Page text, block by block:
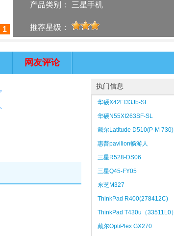
1
产品类别： 三星手机
推荐星级：
网友评论
执门信息
华硕X42EI33Jb-SL
华硕N55XI263SF-SL
戴尔Latitude D510(P-M 730)
惠普pavilion畅游人
zt3046AP(DX833PA)
三星R528-DS06
三星Q45-FY05
东芝M327
ThinkPad R400(278412C)
ThinkPad T430u（33511L0）
戴尔OptiPlex GX270